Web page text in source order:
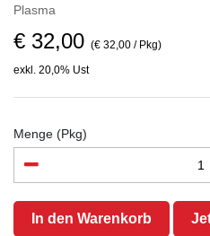
Plasma
€ 32,00 (€ 32,00 / Pkg)
exkl. 20,0% Ust
Menge (Pkg)
In den Warenkorb